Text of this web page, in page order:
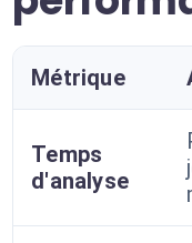
Métrique
Temps
d'analyse